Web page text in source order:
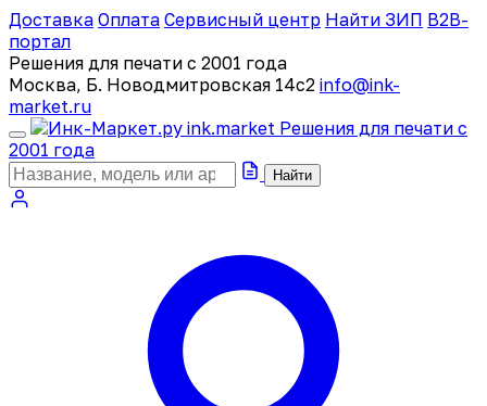
Доставка Оплата Сервисный центр Найти ЗИП B2B-
портал
Решения для печати с 2001 года
Москва, Б. Новодмитровская 14с2 info@ink-
market.ru
ink.market Решения для печати с
2001 года
Найти